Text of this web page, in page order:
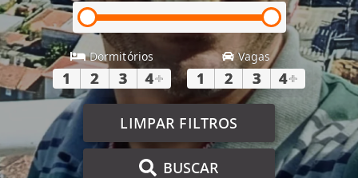
Dormitórios
1 2 3 4+
Vagas
1 2 3 4+
LIMPAR FILTROS
BUSCAR